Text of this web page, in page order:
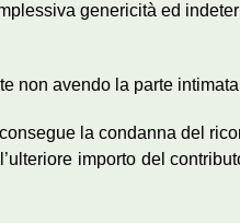
genericità ed
non avendo la parte
la condanna del
importo del